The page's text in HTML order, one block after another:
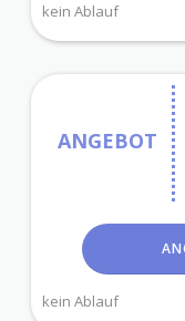
kein Ablauf
ANGEBOT
kein Ablauf